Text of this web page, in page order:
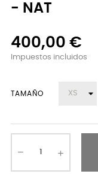
- NAT
400,00 €
Impuestos incluidos
TAMAÑO